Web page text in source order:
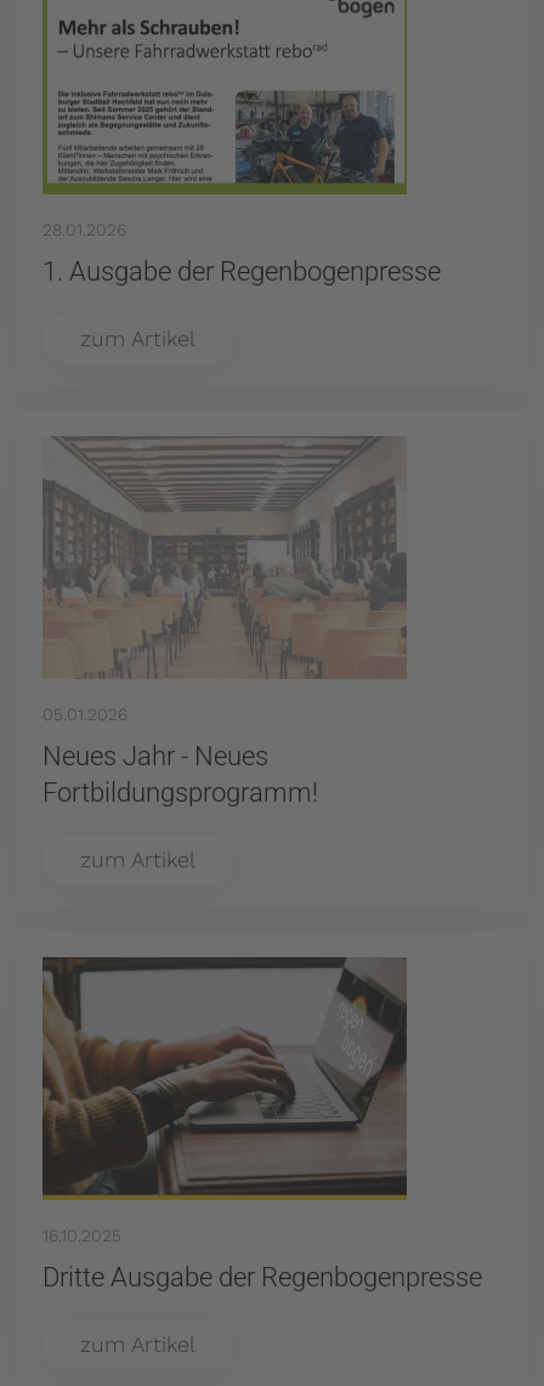
28.01.2026
1. Ausgabe der Regenbogenpresse
zum Artikel
05.01.2026
Neues Jahr - Neues
Fortbildungsprogramm!
zum Artikel
16.10.2025
Dritte Ausgabe der Regenbogenpresse
zum Artikel